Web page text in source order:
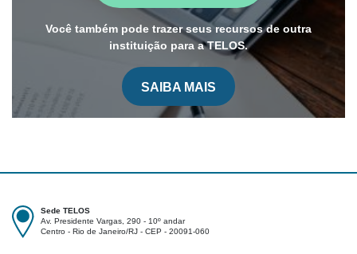
Você também pode trazer seus recursos de outra
instituição para a TELOS.
SAIBA MAIS
Sede TELOS
Av. Presidente Vargas, 290 - 10º andar
Centro - Rio de Janeiro/RJ - CEP - 20091-060